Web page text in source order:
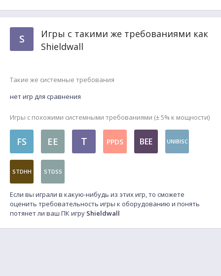
S
Игры с такими же требованиями как
Shieldwall
Такие же системные требования
нет игр для сравнения
Игры с похожими системными требованиями (± 5% к мощности)
FS EE T PPDS BEE UNIBISC
STDHH STDSS
Если вы играли в какую-нибудь из этих игр, то сможете
оценить требовательность игры к оборудованию и понять
потянет ли ваш ПК игру Shieldwall